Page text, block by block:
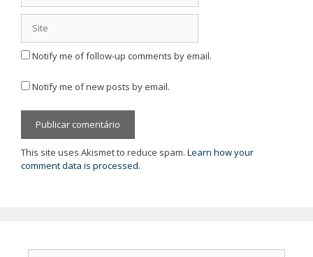
Notify me of follow-up comments by email.
Notify me of new posts by email.
This site uses Akismet to reduce spam. Learn how your
comment data is processed.